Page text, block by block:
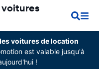
voitures de location
est valable jusqu'à
!